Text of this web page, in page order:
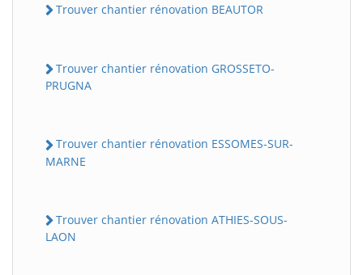
Trouver chantier rénovation BEAUTOR
Trouver chantier rénovation GROSSETO-
PRUGNA
Trouver chantier rénovation ESSOMES-SUR-
MARNE
Trouver chantier rénovation ATHIES-SOUS-
LAON